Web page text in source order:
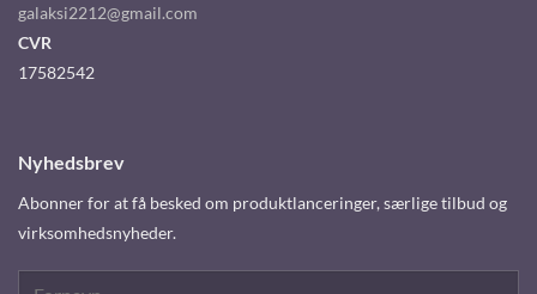
galaksi2212@gmail.com
CVR
17582542
Nyhedsbrev
Abonner for at få besked om produktlanceringer, særlige tilbud og
virksomhedsnyheder.